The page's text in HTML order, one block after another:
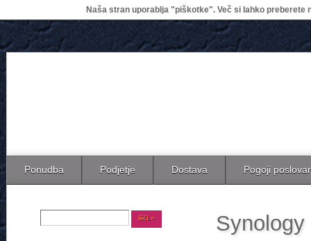
Naša stran uporablja "piškotke". Več si lahko preberete
Ponudba Podjetje Dostava Pogoji
Synology